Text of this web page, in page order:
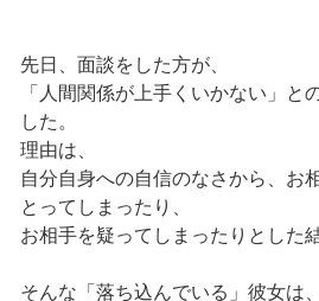
先日、面談をした方が、
「人間関係が上手くいかない」と
した。
理由は、
自分自身への自信のなさから、お
とってしまったり、
お相手を疑ってしまったりとした
そんな「落ち込んでいる」彼女は、